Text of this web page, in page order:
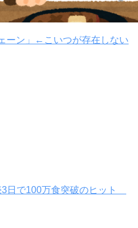
ーン」←こいつが存在しない
3日で100万食突破のヒット